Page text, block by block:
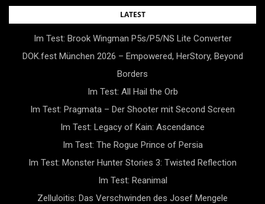
Skip
LATEST
Im Test: Brook Wingman P5s/P5/NS Lite Converter
DOK.fest München 2026 – Empowered, HerStory, Beyond
Borders
Im Test: All Hail the Orb
Im Test: Pragmata – Der Shooter mit Second Screen
Im Test: Legacy of Kain: Ascendance
Im Test: The Rogue Prince of Persia
Im Test: Monster Hunter Stories 3: Twisted Reflection
Im Test: Reanimal
Zelluloitis: Das Verschwinden des Josef Mengele